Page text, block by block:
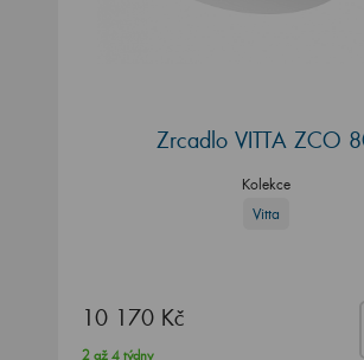
Zrcadlo VITTA ZCO
Kolekce
Vitta
10 170 Kč
2 až 4 týdny